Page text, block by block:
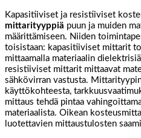
Kapasitiiviset ja resistiiviset
mittarityyppiä puun ja muiden
määrittämiseen. Niiden
toisistaan: kapasitiiviset mittarit
mittaamalla materiaalin
resistiiviset mittarit mittaavat
sähkövirran vastusta.
käyttökohteesta,
mittaus tehdä pintaa
materiaalista. Oikean
luotettavien mittaustulosten